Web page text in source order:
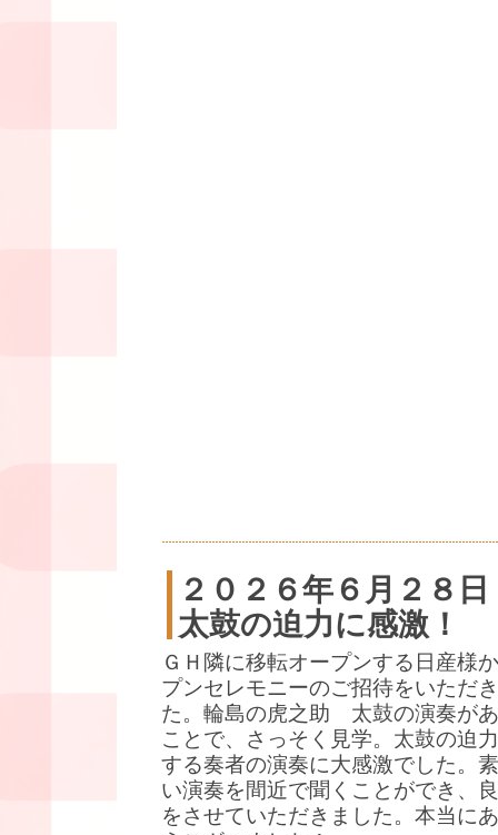
２０２６年６月２８日
太鼓の迫力に感激！
ＧＨ隣に移転オープンする日産様
プンセレモニーのご招待をいただ
た。輪島の虎之助 太鼓の演奏が
ことで、さっそく見学。太鼓の迫
する奏者の演奏に大感激でした。
い演奏を間近で聞くことができ、
をさせていただきました。本当に